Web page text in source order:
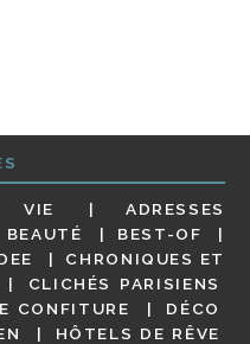
VIE
ADRESSES
BEAUTÉ
BEST-OF
CHRONIQUES ET
CLICHÉS PARISIENS
CONFITURE
DÉCO
HÔTELS DE RÊVE